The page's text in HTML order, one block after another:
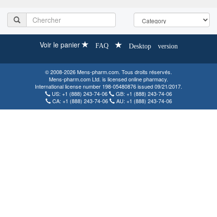
Voir le panier FAQ Desktop version
© 2008-2026 Mens-pharm.com. Tous droits réservés.
Mens-pharm.com Ltd. is licensed online pharmacy.
International license number 198-05480876 issued 09/21/2017.
US: +1 (888) 243-74-06 GB: +1 (888) 243-74-06
CA: +1 (888) 243-74-06 AU: +1 (888) 243-74-06